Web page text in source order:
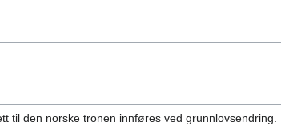
til den norske tronen innføres ved grunnlovsendring.